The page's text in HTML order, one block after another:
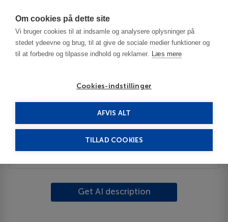
Om cookies på dette site
Vi bruger cookies til at indsamle og analysere oplysninger på
stedet ydeevne og brug, til at give de sociale medier funktioner og
til at forbedre og tilpasse indhold og reklamer. Læs mere
Cookies-indstillinger
AFVIS ALT
TILLAD COOKIES
Ventas-Avenida América
Beskrivelse
Get AI description